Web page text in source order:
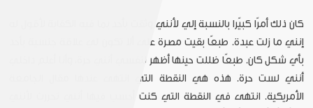
كان ذلك أمرًا كبيًرا بالنسبة إلي لأنني وثقت بأحد بما فيه الكفاية لأقول له
إنني ما زلت عبدة. طبعًا بقيت مصرة على ألا تكون لي علاقة جنسية بأحد
بأي شكل كان. طبعًا ظللت حينها أظهر لنفسي أنني حرة، وأنا أعلم داخلي
أنني لست حرة. هذه هي النقطة التي انتهى عندها مقال الجامعة
الأمريكية. انتهى في النقطة التي كنت أحسب فيها أنني تحررت لأنني